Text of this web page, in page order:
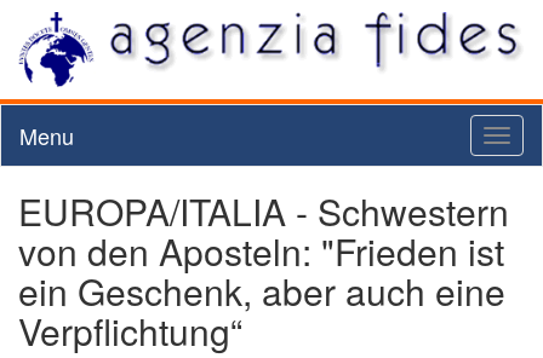
Menu
EUROPA/ITALIA - Schwestern
von den Aposteln: "Frieden ist
ein Geschenk, aber auch eine
Verpflichtung“